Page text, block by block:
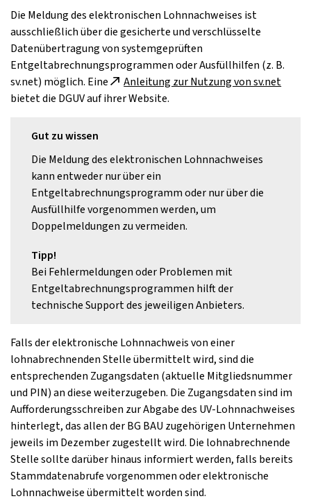
Die Meldung des elektronischen Lohnnachweises ist
ausschließlich über die gesicherte und verschlüsselte
Datenübertragung von systemgeprüften
Entgeltabrechnungsprogrammen oder Ausfüllhilfen (z. B.
sv.net) möglich. Eine
Anleitung zur Nutzung von sv.net
bietet die DGUV auf ihrer Website.
Gut zu wissen
Die Meldung des elektronischen Lohnnachweises
kann entweder nur über ein
Entgeltabrechnungsprogramm oder nur über die
Ausfüllhilfe vorgenommen werden, um
Doppelmeldungen zu vermeiden.
Tipp!
Bei Fehlermeldungen oder Problemen mit
Entgeltabrechnungsprogrammen hilft der
technische Support des jeweiligen Anbieters.
Falls der elektronische Lohnnachweis von einer
lohnabrechnenden Stelle übermittelt wird, sind die
entsprechenden Zugangsdaten (aktuelle Mitgliedsnummer
und PIN) an diese weiterzugeben. Die Zugangsdaten sind im
Aufforderungsschreiben zur Abgabe des UV-Lohnnachweises
hinterlegt, das allen der BG BAU zugehörigen Unternehmen
jeweils im Dezember zugestellt wird. Die lohnabrechnende
Stelle sollte darüber hinaus informiert werden, falls bereits
Stammdatenabrufe vorgenommen oder elektronische
Lohnnachweise übermittelt worden sind.